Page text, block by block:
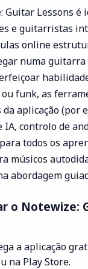
Guitar Lessons é
e guitarristas
online
numa
funk, as
aplicação (por
IA, controlo de
todos os
músicos
abordagem
o Notewize:
a aplicação
na Play Store.